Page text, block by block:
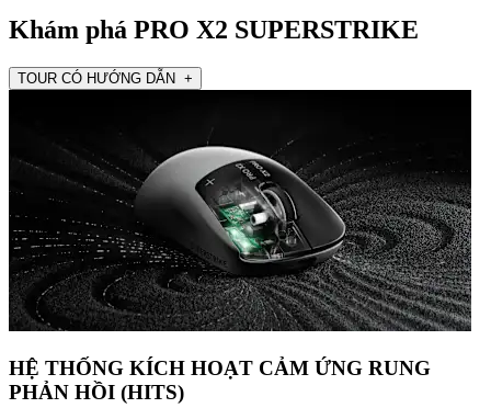
Khám phá PRO X2 SUPERSTRIKE
TOUR CÓ HƯỚNG DẪN +
HỆ THỐNG KÍCH HOẠT CẢM ỨNG RUNG
PHẢN HỒI (HITS)